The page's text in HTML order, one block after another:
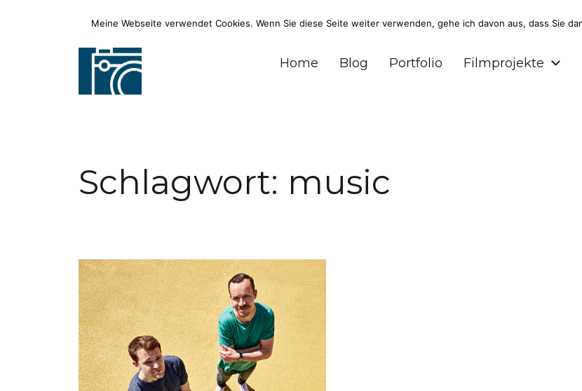
Fotograf, Journalist, Radiomoderator und Podcaster aus Braunschweig.
Home Blog Portfolio Filmprojekte
Schlagwort: music
Meine Webseite verwendet Cookies. Wenn Sie diese Seite weiter verwenden, gehe ich davon aus, dass Sie